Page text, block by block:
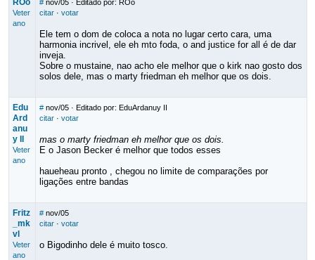
ROo
Veter
ano
# nov/05· Editado por: ROo
citar· votar
Ele tem o dom de coloca a nota no lugar certo cara, uma
harmonia incrivel, ele eh mto foda, o and justice for all é de dar
inveja.
Sobre o mustaine, nao acho ele melhor que o kirk nao gosto dos
solos dele, mas o marty friedman eh melhor que os dois.
Edu
Ard
anu
y II
Veter
ano
# nov/05· Editado por: EduArdanuy II
citar· votar
mas o marty friedman eh melhor que os dois.
E o Jason Becker é melhor que todos esses
haueheau pronto , chegou no limite de comparações por
ligações entre bandas
Fritz
_mk
vl
Veter
ano
# nov/05
citar· votar
o Bigodinho dele é muito tosco.